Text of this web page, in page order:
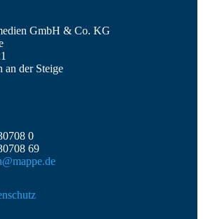
GmbH & Co. KG
an der Steige
0
69